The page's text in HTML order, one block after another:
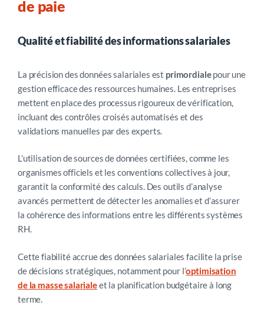
de paie
Qualité et fiabilité des informations salariales
La précision des données salariales est primordialepour une
gestion efficace des ressources humaines. Les entreprises
mettent en place des processus rigoureux de vérification,
incluant des contrôles croisés automatisés et des
validations manuelles par des experts.
L’utilisation de sources de données certifiées, comme les
organismes officiels et les conventions collectives à jour,
garantit la conformité des calculs. Des outils d’analyse
avancés permettent de détecter les anomalies et d’assurer
la cohérence des informations entre les différents systèmes
RH.
Cette fiabilité accrue des données salariales facilite la prise
de décisions stratégiques, notamment pour l’optimisation
de la masse salarialeet la planification budgétaire à long
terme.